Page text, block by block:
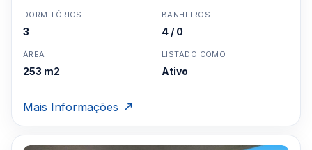
DORMITÓRIOS
3
BANHEIROS
4 / 0
ÁREA
253 m2
LISTADO COMO
Ativo
Mais Informações